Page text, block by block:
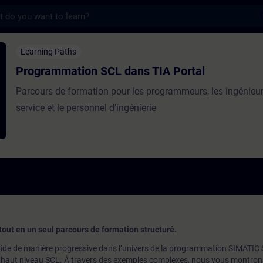
SCL dans TIA Portal - Training -
Learning Paths
Programmation SCL dans TIA Portal
Parcours de formation pour les programmeurs, les
service et le personnel d’ingénierie
en un seul parcours de formation structuré.
de manière progressive dans l’univers de la programmation SIMATIC
niveau SCL. À travers des exemples complexes, nous vous